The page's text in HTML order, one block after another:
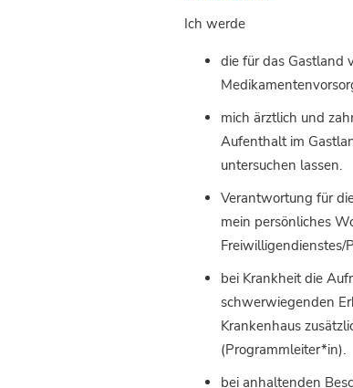
Ich werde
die für das Gastland
mich ärztlich und
Aufenthalt im
untersuchen lassen.
Verantwortung für
mein persönliches
Freiwilligendienstes/
bei Krankheit die
schwerwiegenden
Krankenhaus
(Programmleiter*in).
bei anhaltenden